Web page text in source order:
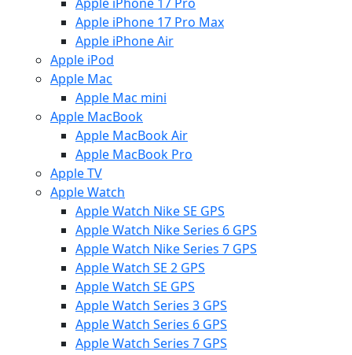
Apple iPhone 17 Pro Max
Apple iPhone Air
Apple iPod
Apple Mac
Apple Mac mini
Apple MacBook
Apple MacBook Air
Apple MacBook Pro
Apple TV
Apple Watch
Apple Watch Nike SE GPS
Apple Watch Nike Series 6 GPS
Apple Watch Nike Series 7 GPS
Apple Watch SE 2 GPS
Apple Watch SE GPS
Apple Watch Series 3 GPS
Apple Watch Series 6 GPS
Apple Watch Series 7 GPS